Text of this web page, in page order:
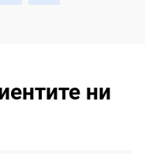
ни